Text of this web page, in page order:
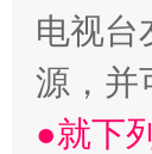
电视台
源，并
●就下